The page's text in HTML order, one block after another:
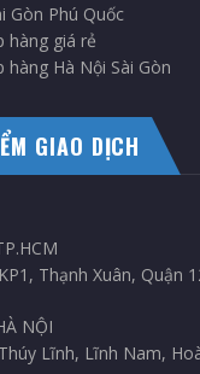
Gòn Phú Quốc
hàng giá rẻ
hàng Hà Nội Sài Gòn
GIAO DỊCH
Thạnh Xuân, Quận
NỘI
Lĩnh, Lĩnh Nam,